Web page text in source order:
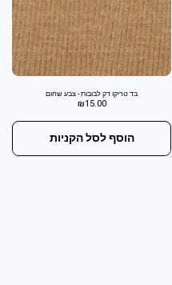
בד טריקו דק לבובות - צבע שחום
₪15.00
הוסף לסל הקניות